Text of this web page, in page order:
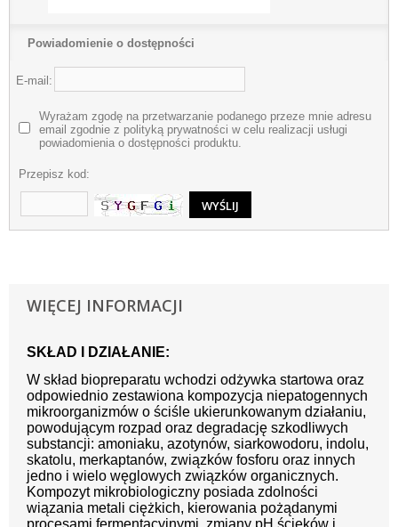
Powiadomienie o dostępności
E-mail:
Wyrażam zgodę na przetwarzanie podanego przeze mnie adresu
email zgodnie z polityką prywatności w celu realizacji usługi
powiadomienia o dostępności produktu.
Przepisz kod:
WIĘCEJ INFORMACJI
SKŁAD I DZIAŁANIE:
W skład biopreparatu wchodzi odżywka startowa oraz
odpowiednio zestawiona kompozycja niepatogennych
mikroorganizmów o ściśle ukierunkowanym działaniu,
powodującym rozpad oraz degradację szkodliwych
substancji: amoniaku, azotynów, siarkowodoru, indolu,
skatolu, merkaptanów, związków fosforu oraz innych
jedno i wielo węglowych związków organicznych.
Kompozyt mikrobiologiczny posiada zdolności
wiązania metali ciężkich, kierowania pożądanymi